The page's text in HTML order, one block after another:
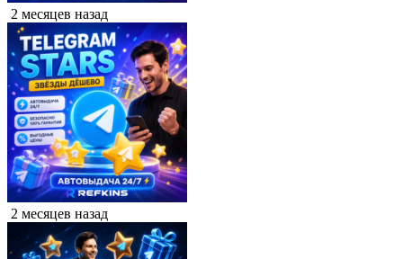
2 месяцев назад
2 месяцев назад